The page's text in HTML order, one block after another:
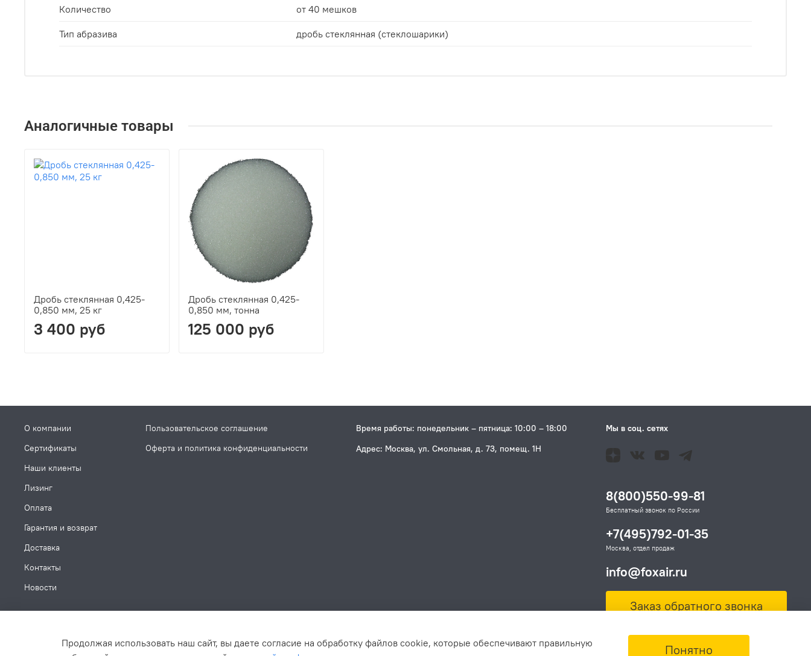
Количество от 40 мешков
Тип абразива дробь стеклянная (стеклошарики)
Аналогичные товары
Дробь стеклянная 0,425-
0,850 мм, 25 кг
3 400 руб
Дробь стеклянная 0,425-
0,850 мм, тонна
125 000 руб
О компании
Сертификаты
Наши клиенты
Лизинг
Оплата
Гарантия и возврат
Доставка
Контакты
Новости
Пользовательское соглашение
Оферта и политика конфиденциальности
Время работы: понедельник – пятница: 10:00 – 18:00
Адрес: Москва, ул. Смольная, д. 73, помещ. 1Н
Мы в соц. сетях
8(800)550-99-81
Бесплатный звонок по России
+7(495)792-01-35
Москва, отдел продаж
info@foxair.ru
Заказ обратного звонка
Продолжая использовать наш сайт, вы даете согласие на обработку файлов cookie, которые обеспечивают правильную
Понятно